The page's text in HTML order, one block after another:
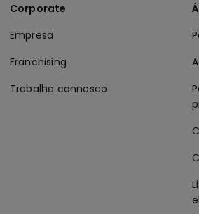
Corporate
Empresa
Franchising
Trabalhe connosco